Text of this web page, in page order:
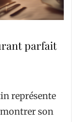
parfait
représente
son